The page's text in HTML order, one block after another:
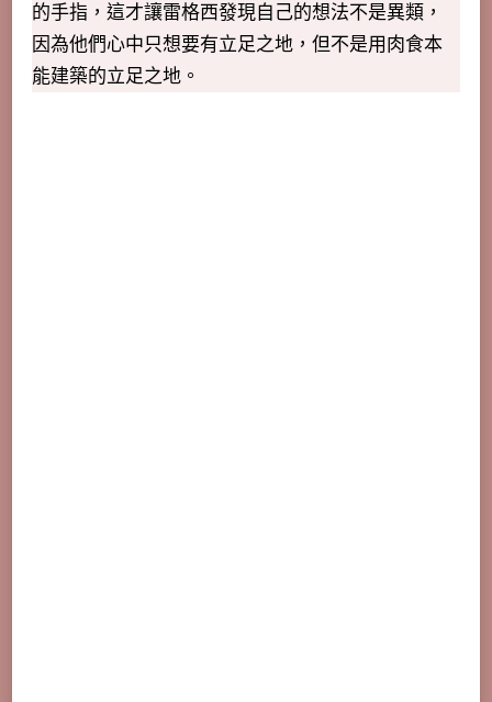
的手指，這才讓雷格西發現自己的想法不是異類，
因為他們心中只想要有立足之地，但不是用肉食本
能建築的立足之地。